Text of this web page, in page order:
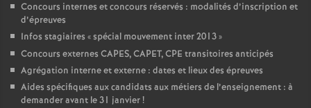
Concours internes et concours réservés : modalités d’inscription et
d’épreuves
Infos stagiaires «spécial mouvement inter 2013»
Concours externes CAPES, CAPET, CPE transitoires anticipés
Agrégation interne et externe : dates et lieux des épreuves
Aides spécifiques aux candidats aux métiers de l’enseignement : à
demander avant le 31 janvier!